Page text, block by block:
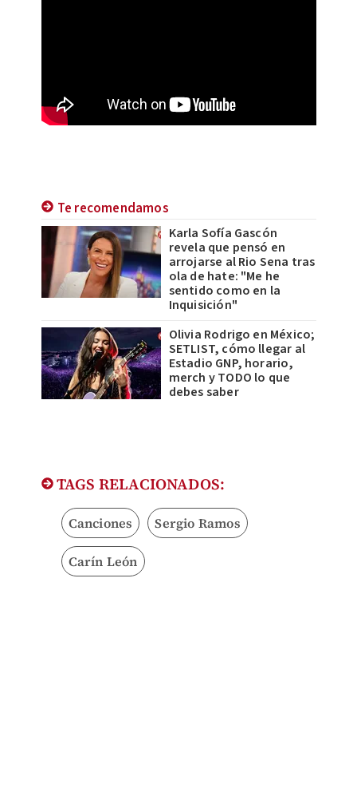
Te recomendamos
Karla Sofía Gascón
revela que pensó en
arrojarse al Rio Sena tras
ola de hate: "Me he
sentido como en la
Inquisición"
Olivia Rodrigo en México;
SETLIST, cómo llegar al
Estadio GNP, horario,
merch y TODO lo que
debes saber
TAGS RELACIONADOS:
Canciones Sergio Ramos
Carín León